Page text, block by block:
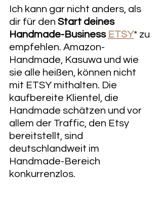
Ich kann gar nicht anders, als
dir für den Start deines
Handmade-Business ETSY* zu
empfehlen. Amazon-
Handmade, Kasuwa und wie
sie alle heißen, können nicht
mit ETSY mithalten. Die
kaufbereite Klientel, die
Handmade schätzen und vor
allem der Traffic, den Etsy
bereitstellt, sind
deutschlandweit im
Handmade-Bereich
konkurrenzlos.